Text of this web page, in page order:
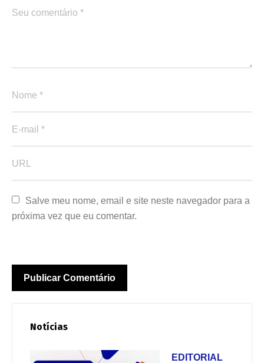
Salve meu nome, email e site neste navegador para a
próxima vez que eu comentar.
Notícias
EDITORIAL